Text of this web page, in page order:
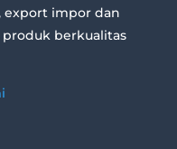
export impor dan
berkualitas